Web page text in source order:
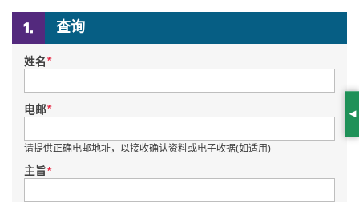
查询
姓名 *
电邮*
请提供正确电邮地址，以接收确认资料或电子收据(如适用)
主旨*